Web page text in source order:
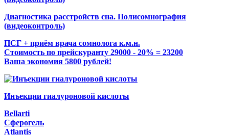
Диагностика расстройств сна. Полисомнография
(видеоконтроль)
ПСГ + приём врача сомнолога к.м.н.
Стоимость по прейскуранту 29000 - 20% = 23200
Ваша экономия 5800 рублей!
Инъекции гиалуроновой кислоты
Bellarti
Сферогель
Atlantis